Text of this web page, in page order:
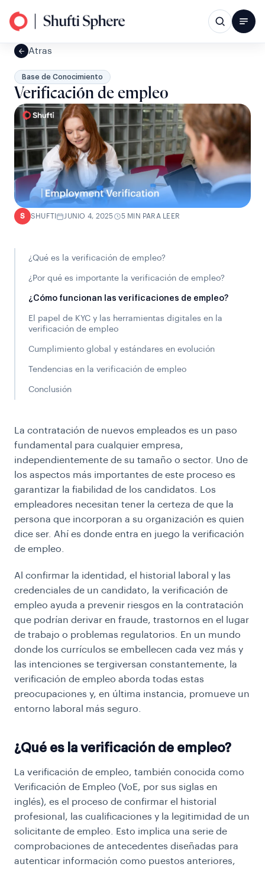
Atras
¿Qué es la verificación de empleo?
¿Por qué es importante la verificación de empleo?
¿Cómo funcionan las verificaciones de empleo?
El papel de KYC y las herramientas digitales en la
verificación de empleo
Cumplimiento global y estándares en evolución
Tendencias en la verificación de empleo
Conclusión
Base de Conocimiento
Verificación de empleo
S SHUFTI JUNIO ​​4, 2025 5 MIN PARA LEER
La contratación de nuevos empleados es un paso
fundamental para cualquier empresa,
independientemente de su tamaño o sector. Uno de
los aspectos más importantes de este proceso es
garantizar la fiabilidad de los candidatos. Los
empleadores necesitan tener la certeza de que la
persona que incorporan a su organización es quien
dice ser. Ahí es donde entra en juego la verificación
de empleo.
Al confirmar la identidad, el historial laboral y las
credenciales de un candidato, la verificación de
empleo ayuda a prevenir riesgos en la contratación
que podrían derivar en fraude, trastornos en el lugar
de trabajo o problemas regulatorios. En un mundo
donde los currículos se embellecen cada vez más y
las intenciones se tergiversan constantemente, la
verificación de empleo aborda todas estas
preocupaciones y, en última instancia, promueve un
entorno laboral más seguro.
¿Qué es la verificación de empleo?
La verificación de empleo, también conocida como
Verificación de Empleo (VoE, por sus siglas en
inglés), es el proceso de confirmar el historial
profesional, las cualificaciones y la legitimidad de un
solicitante de empleo. Esto implica una serie de
comprobaciones de antecedentes diseñadas para
autenticar información como puestos anteriores,